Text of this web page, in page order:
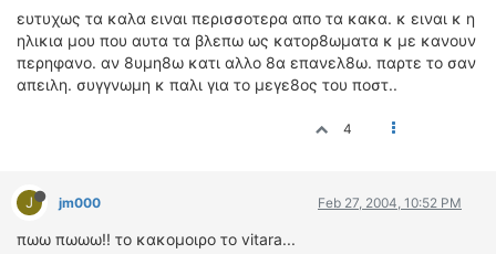
ευτυχως τα καλα ειναι περισσοτερα απο τα κακα. κ ειναι κ η
ηλικια μου που αυτα τα βλεπω ως κατορ8ωματα κ με κανουν
περηφανο. αν 8υμη8ω κατι αλλο 8α επανελ8ω. παρτε το σαν
απειλη. συγγνωμη κ παλι για το μεγε8ος του ποστ..
4
J jm000 Feb 27, 2004, 10:52 PM
πωω πωωω!! το κακομοιρο το vitara...